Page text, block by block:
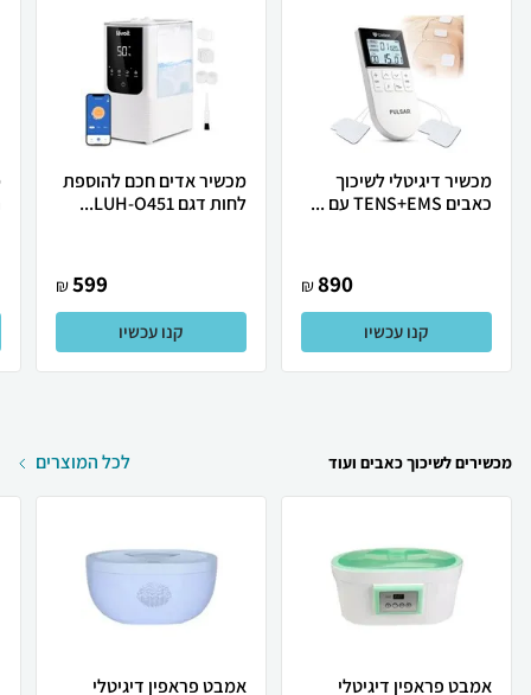
מכשיר דיגיטלי לשיכוך
כאבים TENS+EMS עם ...
890
₪
קנו עכשיו
מכשיר אדים חכם להוספת
לחות דגם LUH-O451...
599
₪
קנו עכשיו
מכשירים לשיכוך כאבים ועוד לכל המוצרים
אמבט פראפין דיגיטלי
אמבט פראפין דיגיטלי